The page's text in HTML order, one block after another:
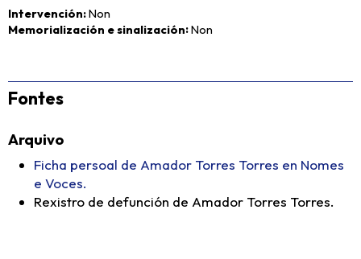
Intervención Non
Memorialización e sinalización Non
Fontes
Arquivo
Ficha persoal de Amador Torres Torres en Nomes
e Voces.
Rexistro de defunción de Amador Torres Torres.